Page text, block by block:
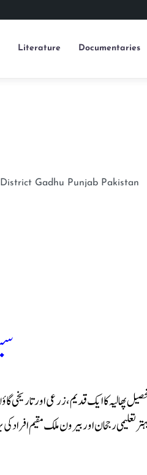
Literature Documentaries
Gadhu Punjab Pakistan
پھالیہ کا ایک قدیم، زرعی اور تاریخی
تعلیمی رجحان اور بیرون ملک مقیم